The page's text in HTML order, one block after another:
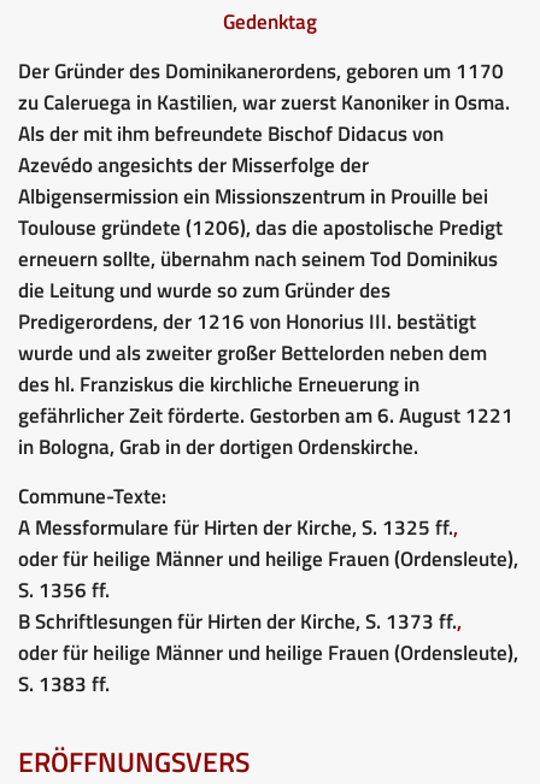
Gedenktag
Der Gründer des Dominikanerordens, geboren um 1170
zu Caleruega in Kastilien, war zuerst Kanoniker in Osma.
Als der mit ihm befreundete Bischof Didacus von
Azevédo angesichts der Misserfolge der
Albigensermission ein Missionszentrum in Prouille bei
Toulouse gründete (1206), das die apostolische Predigt
erneuern sollte, übernahm nach seinem Tod Dominikus
die Leitung und wurde so zum Gründer des
Predigerordens, der 1216 von Honorius III. bestätigt
wurde und als zweiter großer Bettelorden neben dem
des hl. Franziskus die kirchliche Erneuerung in
gefährlicher Zeit förderte. Gestorben am 6. August 1221
in Bologna, Grab in der dortigen Ordenskirche.
Commune-Texte:
A Messformulare für Hirten der Kirche, S. 1325 ff.,
oder für heilige Männer und heilige Frauen (Ordensleute),
S. 1356 ff.
B Schriftlesungen für Hirten der Kirche, S. 1373 ff.,
oder für heilige Männer und heilige Frauen (Ordensleute),
S. 1383 ff.
ERÖFFNUNGSVERS